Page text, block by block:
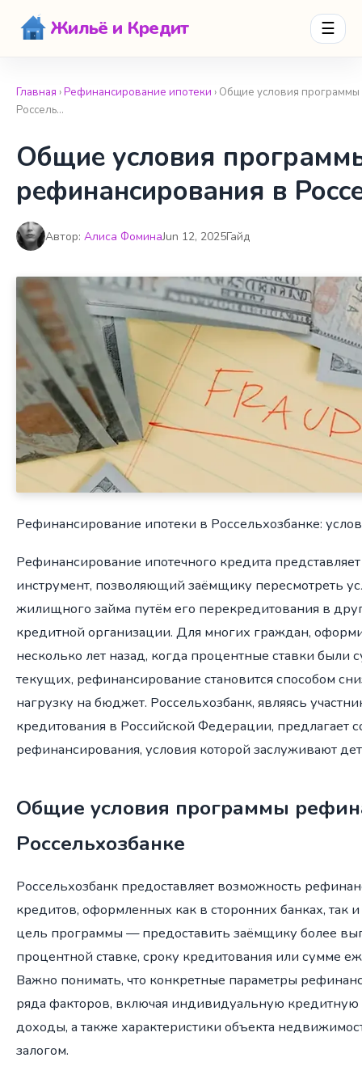
Жильё и Кредит ☰
Главная ›Рефинансирование ипотеки › Общие условия
Россель…
Общие условия
рефинансирования в
Автор: Алиса ФоминаJun 12, 2025Гайд
Рефинансирование ипотеки в Россельхозбанке:
Рефинансирование ипотечного кредита
инструмент, позволяющий заёмщику пересмотреть
жилищного займа путём его перекредитования в
кредитной организации. Для многих граждан,
несколько лет назад, когда процентные ставки
текущих, рефинансирование становится способом
нагрузку на бюджет. Россельхозбанк, являясь
кредитования в Российской Федерации, предлагает
рефинансирования, условия которой заслуживают
Общие условия программы
Россельхозбанке
Россельхозбанк предоставляет возможность
кредитов, оформленных как в сторонних банках, так
цель программы — предоставить заёмщику более
процентной ставке, сроку кредитования или сумме
Важно понимать, что конкретные параметры
ряда факторов, включая индивидуальную кредитную
доходы, а также характеристики объекта
залогом.